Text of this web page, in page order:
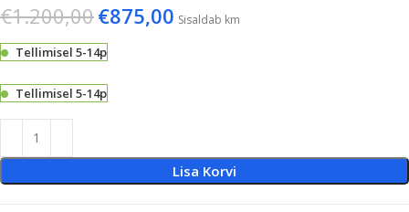
€1.200,00€875,00 Sisaldab km
Tellimisel 5-14p
Tellimisel 5-14p
Lisa Korvi